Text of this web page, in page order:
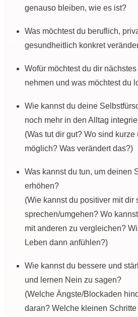
genauso bleiben, wie es ist?
Was möchtest du beruflich,
gesundheitlich konkret
Wofür möchtest du dir
nehmen und was möchtest du
Wie kannst du deine
noch mehr in den Alltag
(Was tut dir gut? Wo sind
möglich? Was verändert das?)
Was kannst du tun, um deinen
erhöhen?
(Wie kannst du positiver mit dir
sprechen/umgehen? Wo
mit anderen zu vergleichen?
Leben dann anfühlen?)
Wie kannst du bessere und
und lernen Nein zu sagen?
(Welche Ängste/Blockaden
daran? Welche kleinen